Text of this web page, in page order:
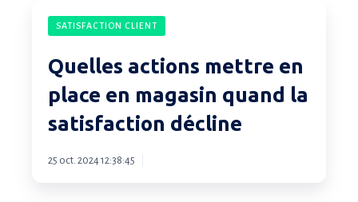
Quelles
actions
mettre
en
place
en
quand
SATISFACTION CLIENT
Quelles actions mettre en
place en magasin quand la
satisfaction décline
25 oct. 2024 12:38:45